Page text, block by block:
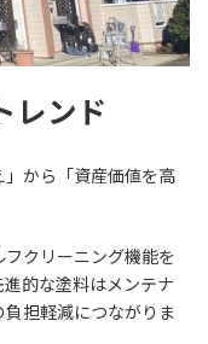
レンド
から「資産価値を高
クリーニング機能を
的な塗料はメンテナ
担軽減につながりま